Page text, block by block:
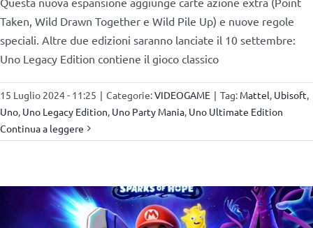
Taken, Wild Drawn Together e Wild Pile Up) e nuove regole
speciali. Altre due edizioni saranno lanciate il 10 settembre:
Uno Legacy Edition contiene il gioco classico
15 Luglio 2024 - 11:25 | Categorie:VIDEOGAME | Tag: Mattel, Ubisoft,
Uno, Uno Legacy Edition, Uno Party Mania, Uno Ultimate Edition
Continua a leggere